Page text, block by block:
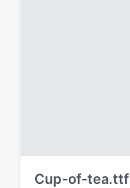
Cup-of-tea.ttf